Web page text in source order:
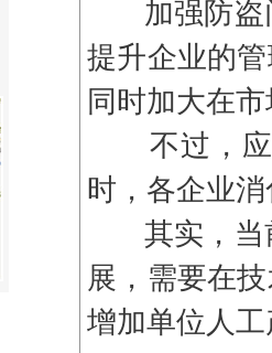
加强防盗
提升企业的
同时加大在
不过，应
时，各企业
其实，当
展，需要在
增加单位人